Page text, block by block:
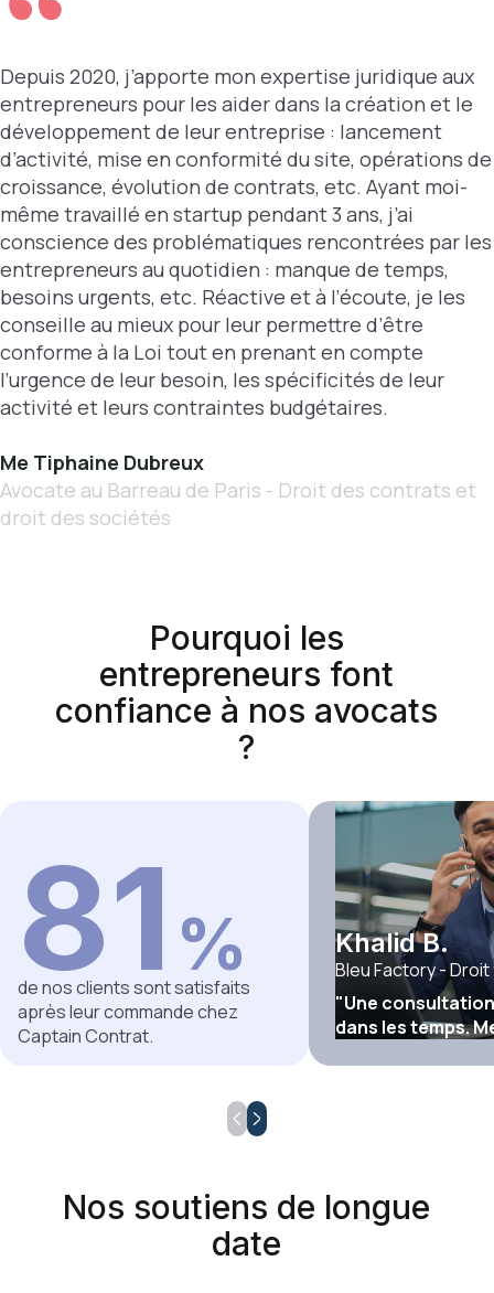
Depuis 2020, j’apporte mon expertise juridique aux
entrepreneurs pour les aider dans la création et le
développement de leur entreprise : lancement
d’activité, mise en conformité du site, opérations de
croissance, évolution de contrats, etc. Ayant moi-
même travaillé en startup pendant 3 ans, j’ai
conscience des problématiques rencontrées par les
entrepreneurs au quotidien : manque de temps,
besoins urgents, etc. Réactive et à l’écoute, je les
conseille au mieux pour leur permettre d’être
conforme à la Loi tout en prenant en compte
l’urgence de leur besoin, les spécificités de leur
activité et leurs contraintes budgétaires.
Me Tiphaine Dubreux
Avocate au Barreau de Paris - Droit des contrats et
droit des sociétés
Pourquoi les
entrepreneurs font
confiance à nos avocats
?
81 %
de nos clients sont satisfaits
après leur commande chez
Captain Contrat.
Khalid B.
Bleu Factory -
"Une
dans les temps.
Nos soutiens de longue
date